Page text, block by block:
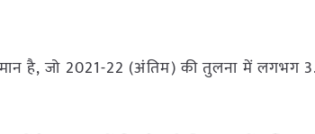
है, जो 2021-22 (अंतिम) की तुलना में लगभग